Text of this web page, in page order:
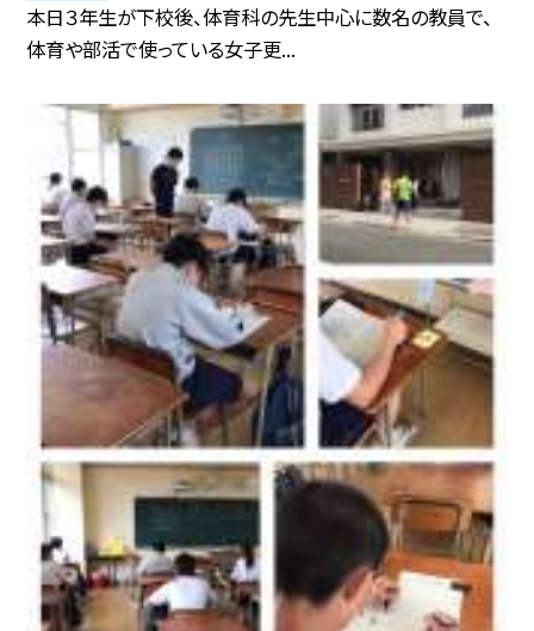
本日３年生が下校後、体育科の先生中心に数名の教員で、
体育や部活で使っている女子更...